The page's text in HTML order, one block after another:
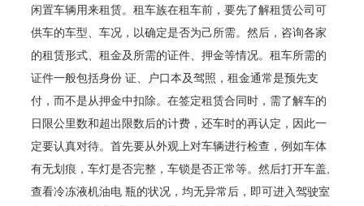
闲置车辆用来租赁。租车族在租车前，要先了解租赁公司可
供车的车型、车况，以确定是否为己所需。然后，咨询各家
的租赁形式、租金及所需的证件、押金等情况。租车所需的
证件一般包括身份 证、户口本及驾照，租金通常是预先支
付，而不是从押金中扣除。在签定租赁合同时，需了解车的
日限公里数和超出限数后的计费， 还车时的再认定，因此一
定要认真对待。首先要从外观上对车辆进行检查，例如车体
有无划痕，车灯是否完整，车锁是否正常等。然后打开车盖,
查看冷冻液机油电 瓶的状况，均无异常后，即可进入驾驶室